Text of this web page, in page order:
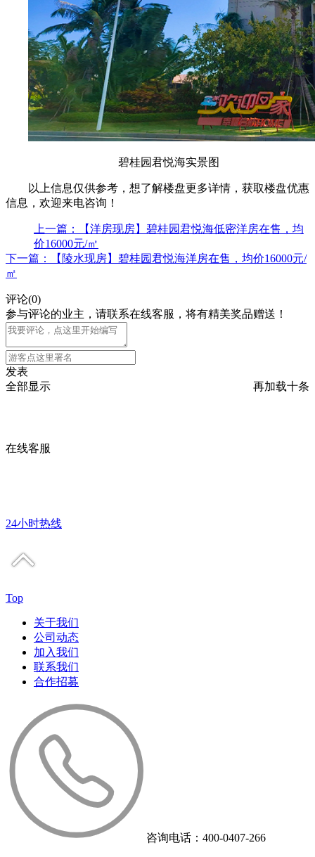
碧桂园君悦海实景图
以上信息仅供参考，想了解楼盘更多详情，获取楼盘优惠
信息，欢迎来电咨询！
上一篇：【洋房现房】碧桂园君悦海低密洋房在售，均
价16000元/㎡
下一篇：【陵水现房】碧桂园君悦海洋房在售，均价16000元/
㎡
评论(0)
参与评论的业主，请联系在线客服，将有精美奖品赠送！
发表
再加载十条
全部显示
在线客服
24小时热线
Top
关于我们
公司动态
加入我们
联系我们
合作招募
咨询电话：400-0407-266